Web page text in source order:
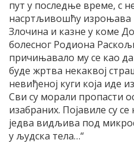
пут у последње време, с
насртљивошћу изроњава
Злочина и казне у коме
болесног Родиона
причињавало му се као да
буде жртва некаквој
невиђеној куги која иде
Сви су морали пропасти
изабраних. Појавиле су
једва видљива под
у људска тела…“